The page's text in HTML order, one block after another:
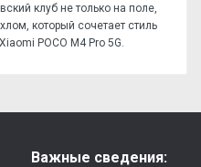
клуб не только на поле,
который сочетает стиль
POCO M4 Pro 5G.
Важные сведения: